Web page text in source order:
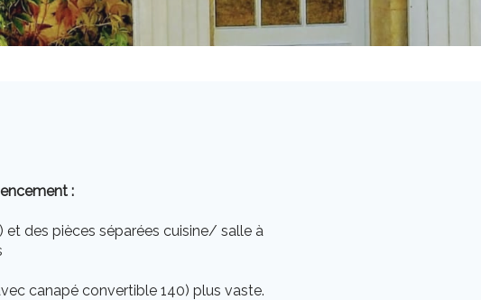
:
des pièces séparées cuisine/ salle à
canapé convertible 140) plus vaste.